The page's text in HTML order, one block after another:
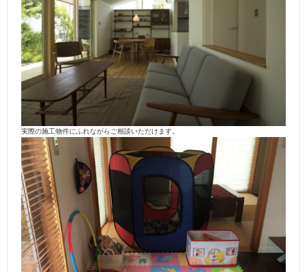
実際の施工物件にふれながらご相談いただけます。